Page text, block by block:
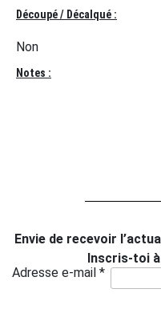
Découpé / Décalqué :
Non
Notes :
Envie de recevoir
Inscris-toi
Adresse e-mail *